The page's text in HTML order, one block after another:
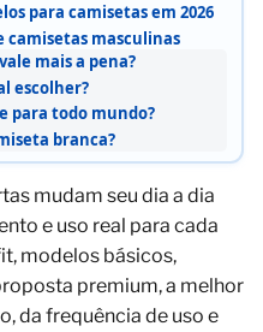
para camisetas em 2026
camisetas masculinas
mais a pena?
escolher?
para todo mundo?
branca?
mudam seu dia a dia
e uso real para cada
modelos básicos,
premium, a melhor
da frequência de uso e